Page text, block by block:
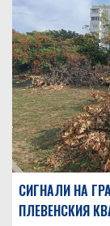
СИГНАЛИ НА
ПЛЕВЕНСКИЯ